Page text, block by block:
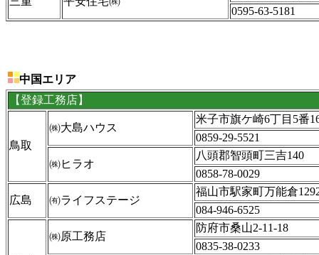
0595-63-5181
中国エリア
【登録工務店】
鳥取
㈱大島ハウス
米子市旗ケ崎6丁目5番
0859-29-5521
㈱ヒラオ
八頭郡智頭町三吉140
0858-78-0029
広島 ㈲ライフステージ
福山市駅家町万能倉
084-946-6525
㈱原工務店
防府市桑山2-11-18
0835-38-0233